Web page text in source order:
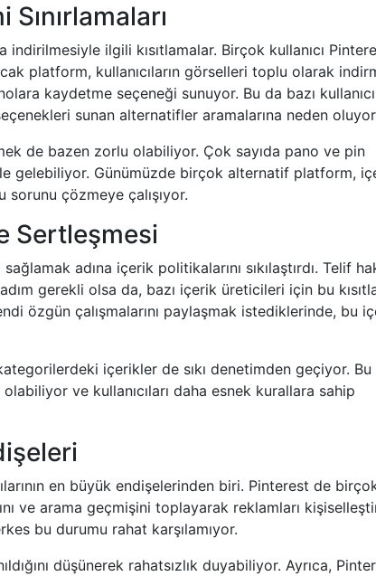
ilgili kısıtlamalar. Birçok kullanıcı
platform, kullanıcıların görselleri toplu olarak
kaydetme seçeneği sunuyor. Bu da bazı
sunan alternatifler aramalarına neden
de bazen zorlu olabiliyor. Çok sayıda pano ve pin
gelebiliyor. Günümüzde birçok alternatif platform,
sorunu çözmeye çalışıyor.
Sertleşmesi
adına içerik politikalarını sıkılaştırdı. Telif
gerekli olsa da, bazı içerik üreticileri için bu
özgün çalışmalarını paylaşmak istediklerinde, bu
içerikler de sıkı denetimden geçiyor. Bu
ve kullanıcıları daha esnek kurallara sahip
en büyük endişelerinden biri. Pinterest de
ve arama geçmişini toplayarak reklamları
bu durumu rahat karşılamıyor.
düşünerek rahatsızlık duyabiliyor. Ayrıca,